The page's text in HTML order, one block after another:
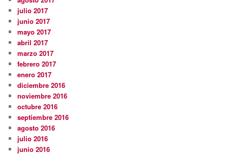
julio 2017
junio 2017
mayo 2017
abril 2017
marzo 2017
febrero 2017
enero 2017
diciembre 2016
noviembre 2016
octubre 2016
septiembre 2016
agosto 2016
julio 2016
junio 2016